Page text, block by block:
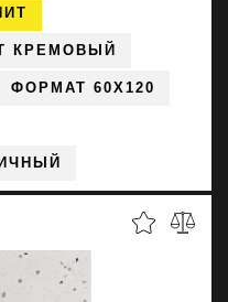
КРЕМОВЫЙ
ФОРМАТ 60X120